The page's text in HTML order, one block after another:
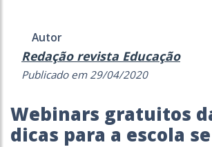
Autor
Redação revista Educação
Publicado em 29/04/2020
Webinars gratuitos
dicas para a escola se